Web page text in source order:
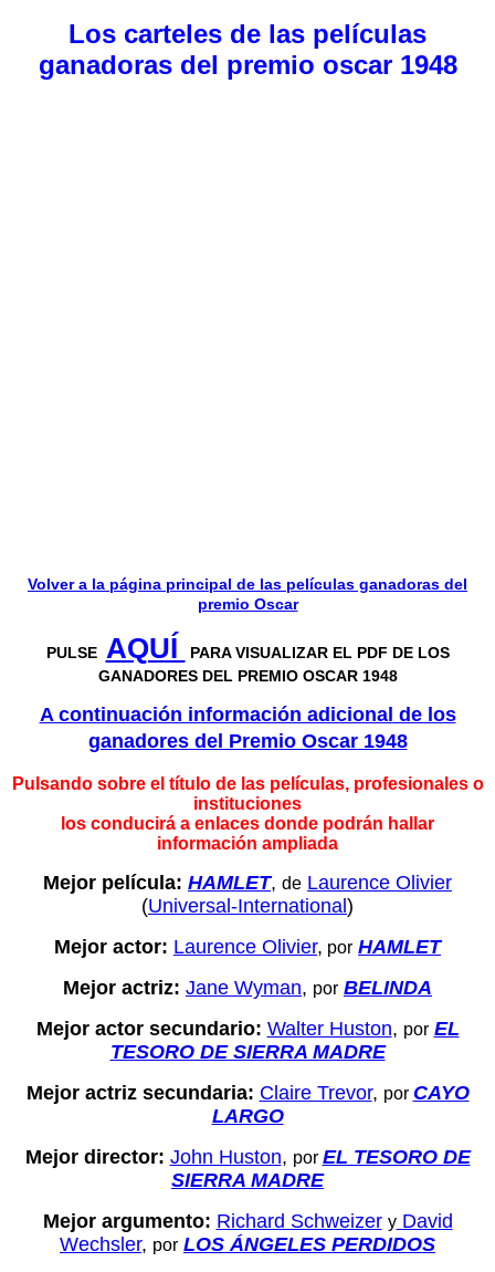
Los carteles de las películas
ganadoras del premio oscar 1948
Volver a la página principal de las películas ganadoras del
premio Oscar
PULSE AQUÍ
PARA VISUALIZAR EL PDF DE LOS
GANADORES DEL PREMIO OSCAR 1948
A continuación información adicional de los
ganadores del Premio Oscar1948
Pulsando sobre el título de las películas, profesionales o
instituciones
los conducirá a enlaces donde podrán hallar
información ampliada
Mejor película: HAMLET, de Laurence Olivier
(Universal-International)
Mejor actor: Laurence Olivier, por HAMLET
Mejor actriz: Jane Wyman, por BELINDA
Mejor actor secundario: Walter Huston, por EL
TESORO DE SIERRA MADRE
Mejor actriz secundaria: Claire Trevor, por CAYO
LARGO
Mejor director: John Huston, por EL TESORO DE
SIERRA MADRE
Mejor argumento: Richard Schweizer yDavid
Wechsler, por LOS ÁNGELES PERDIDOS